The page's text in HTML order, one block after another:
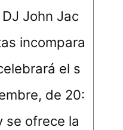
John Jac
incompara
el s
de 20:
se ofrece la